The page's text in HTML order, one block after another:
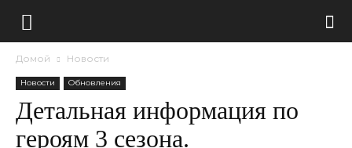
Домой Новости
Новости Обновления
Детальная информация по
героям 3 сезона.